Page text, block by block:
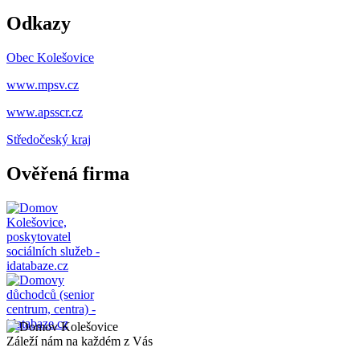
Odkazy
Obec Kolešovice
www.mpsv.cz
www.apsscr.cz
Středočeský kraj
Ověřená firma
Záleží nám na každém z Vás